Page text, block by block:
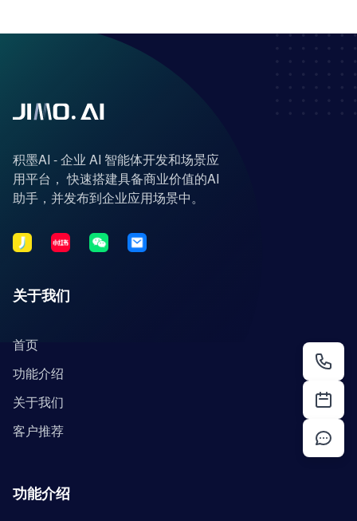
积墨AI - 企业 AI 智能体开发和场景应
用平台， 快速搭建具备商业价值的AI
助手，并发布到企业应用场景中。
关于我们
首页
功能介绍
关于我们
客户推荐
功能介绍